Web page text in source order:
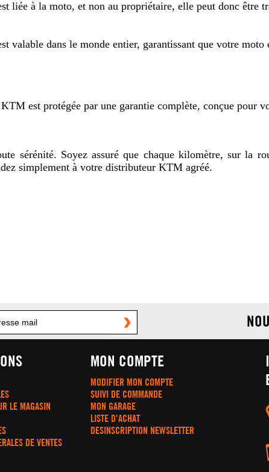
à la moto, et non au propriétaire, elle peut donc être
dans le monde entier, garantissant que votre moto
est protégée par une garantie complète, conçue pour
sérénité. Soyez assuré que chaque kilomètre, sur la
simplement à votre distributeur KTM agréé.
LE MAGASIN
DE VENTES
MON COMPTE
MODIFIER MON COMPTE
SUIVI DE COMMANDE
MON GARAGE
LISTE D'ACHAT
DESINSCRIPTION NEWSLETTER